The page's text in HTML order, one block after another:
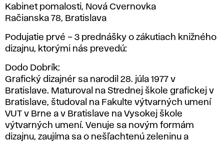
Kabinet pomalosti, Nová Cvernovka
Račianska 78, Bratislava
Podujatie prvé – 3 prednášky o zákutiach knižného
dizajnu, ktorými nás prevedú:
Dodo Dobrík:
Grafický dizajnér sa narodil 28. júla 1977 v
Bratislave. Maturoval na Strednej škole grafickej v
Bratislave, študoval na Fakulte výtvarných umení
VUT v Brne a v Bratislave na Vysokej škole
výtvarných umení. Venuje sa novým formám
dizajnu, zaujíma sa o nešľachtenú zeleninu a